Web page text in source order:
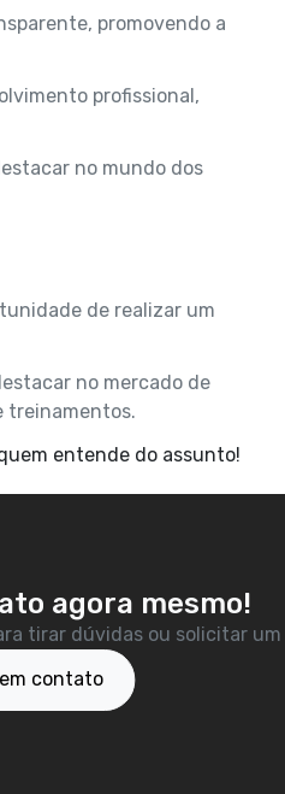
promovendo a
profissional,
no mundo dos
de realizar um
no mercado de
treinamentos.
entende do assunto!
agora mesmo!
tirar dúvidas ou solicitar
contato